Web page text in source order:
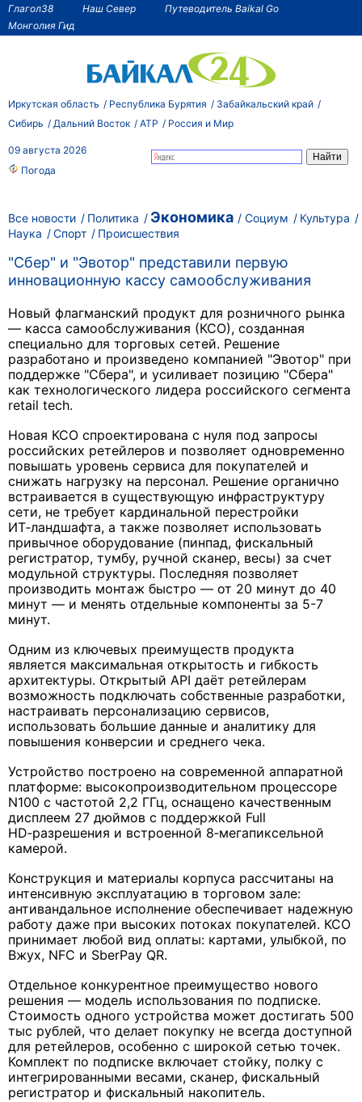
Глагол38 Наш Север
Путеводитель Baikal Go
Монголия Гид
Иркутская область Республика Бурятия
Забайкальский край
Сибирь
Дальний Восток АТР Россия и Мир
09 августа 2026
Погода
Все новости Политика Экономика Социум
Культура
Наука
Спорт Происшествия
"Сбер" и "Эвотор" представили первую
инновационную кассу самообслуживания
Hовый флагманский продукт для розничного рынка
— касса самообслуживания (КСО), созданная
специально для торговых сетей. Решение
разработано и произведено компанией "Эвотор" при
поддержке "Сбера", и усиливает позицию "Сбера"
как технологического лидера российского сегмента
retail tech.
Новая КСО спроектирована с нуля под запросы
российских ретейлеров и позволяет одновременно
повышать уровень сервиса для покупателей и
снижать нагрузку на персонал. Решение органично
встраивается в существующую инфраструктуру
сети, не требует кардинальной перестройки
ИТ‑ландшафта, а также позволяет использовать
привычное оборудование (пинпад, фискальный
регистратор, тумбу, ручной сканер, весы) за счет
модульной структуры. Последняя позволяет
производить монтаж быстро — от 20 минут до 40
минут — и менять отдельные компоненты за 5-7
минут.
Одним из ключевых преимуществ продукта
является максимальная открытость и гибкость
архитектуры. Открытый API даёт ретейлерам
возможность подключать собственные разработки,
настраивать персонализацию сервисов,
использовать большие данные и аналитику для
повышения конверсии и среднего чека.
Устройство построено на современной аппаратной
платформе: высокопроизводительном процессоре
N100 с частотой 2,2 ГГц, оснащено качественным
дисплеем 27 дюймов с поддержкой Full
HD‑разрешения и встроенной 8‑мегапиксельной
камерой.
Конструкция и материалы корпуса рассчитаны на
интенсивную эксплуатацию в торговом зале:
антивандальное исполнение обеспечивает надежную
работу даже при высоких потоках покупателей. КСО
принимает любой вид оплаты: картами, улыбкой, по
Вжух, NFC и SberPay QR.
Отдельное конкурентное преимущество нового
решения — модель использования по подписке.
Стоимость одного устройства может достигать 500
тыс рублей, что делает покупку не всегда доступной
для ретейлеров, особенно с широкой сетью точек.
Комплект по подписке включает стойку, полку с
интегрированными весами, сканер, фискальный
регистратор и фискальный накопитель.